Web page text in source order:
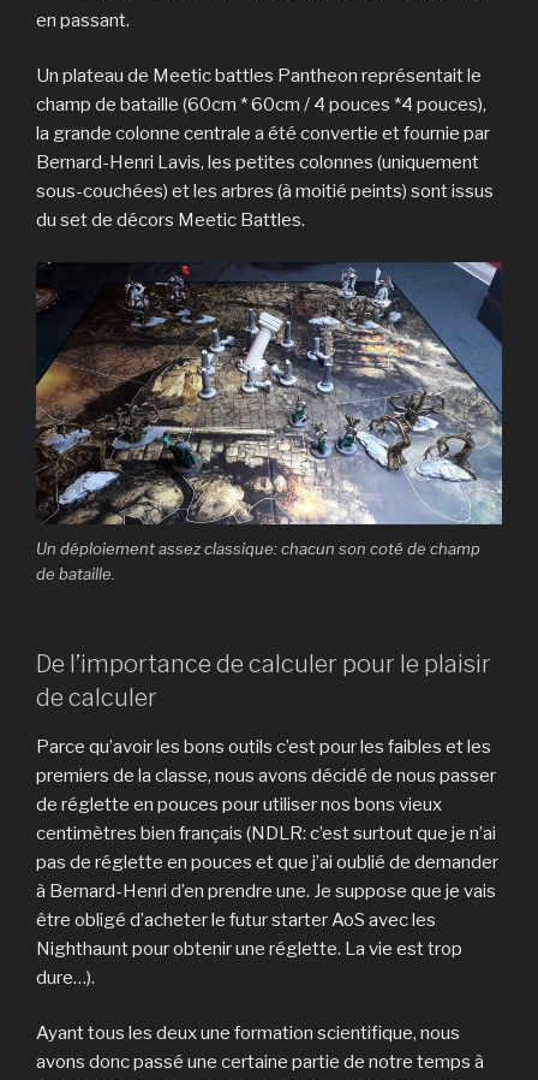
en passant.
Un plateau de Meetic battles Pantheon représentait le
champ de bataille (60cm * 60cm / 4 pouces *4 pouces),
la grande colonne centrale a été convertie et fournie par
Bernard-Henri Lavis, les petites colonnes (uniquement
sous-couchées) et les arbres (à moitié peints) sont issus
du set de décors Meetic Battles.
Un déploiement assez classique: chacun son coté de champ
de bataille.
De l’importance de calculer pour le plaisir
de calculer
Parce qu’avoir les bons outils c’est pour les faibles et les
premiers de la classe, nous avons décidé de nous passer
de réglette en pouces pour utiliser nos bons vieux
centimètres bien français (NDLR: c’est surtout que je n’ai
pas de réglette en pouces et que j’ai oublié de demander
à Bernard-Henri d’en prendre une. Je suppose que je vais
être obligé d’acheter le futur starter AoS avec les
Nighthaunt pour obtenir une réglette. La vie est trop
dure…).
Ayant tous les deux une formation scientifique, nous
avons donc passé une certaine partie de notre temps à